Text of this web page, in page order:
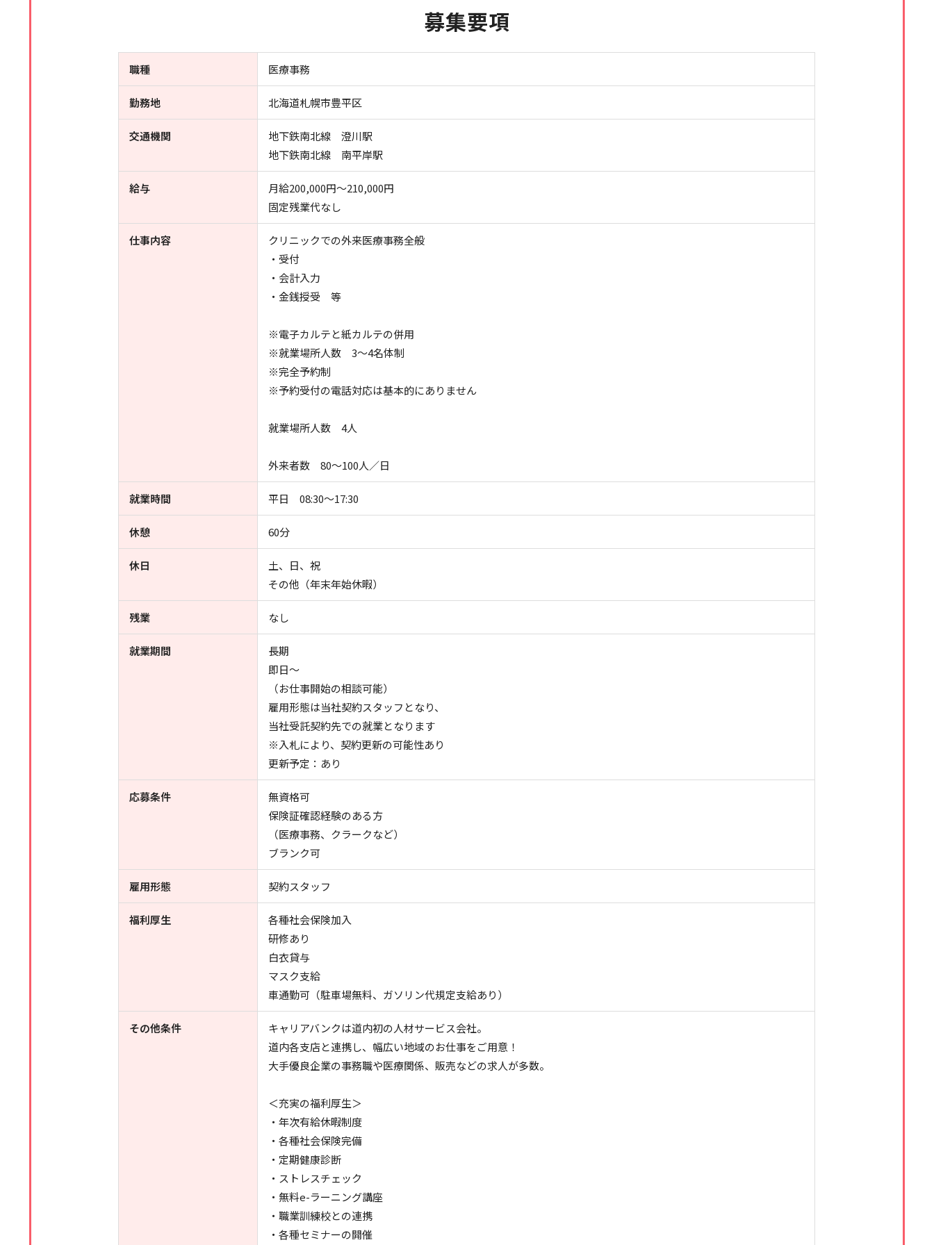
募集要項
職種 医療事務
勤務地 北海道札幌市豊平区
交通機関
地下鉄南北線 澄川駅
地下鉄南北線 南平岸駅
給与
月給200,000円～210,000円
固定残業代なし
仕事内容
クリニックでの外来医療事務全般
・受付
・会計入力
・金銭授受 等
※電子カルテと紙カルテの併用
※就業場所人数 3～4名体制
※完全予約制
※予約受付の電話対応は基本的にありません
就業場所人数 4人
外来者数 80～100人／日
就業時間 平日 08:30～17:30
休憩 60分
休日
土、日、祝
その他（年末年始休暇）
残業 なし
就業期間
長期
即日～
（お仕事開始の相談可能）
雇用形態は当社契約スタッフとなり、
当社受託契約先での就業となります
※入札により、契約更新の可能性あり
更新予定：あり
応募条件
無資格可
保険証確認経験のある方
（医療事務、クラークなど）
ブランク可
雇用形態 契約スタッフ
福利厚生
各種社会保険加入
研修あり
白衣貸与
マスク支給
車通勤可（駐車場無料、ガソリン代規定支給あり）
その他条件
キャリアバンクは道内初の人材サービス会社。
道内各支店と連携し、幅広い地域のお仕事をご用意！
大手優良企業の事務職や医療関係、販売などの求人が多数。
＜充実の福利厚生＞
・年次有給休暇制度
・各種社会保険完備
・定期健康診断
・ストレスチェック
・無料e-ラーニング講座
・職業訓練校との連携
・各種セミナーの開催